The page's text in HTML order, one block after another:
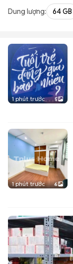
Dung lượng: 64 GB
1 phút trước 5
1 phút trước 6